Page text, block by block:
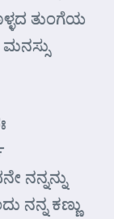
ತುಂಗೆಯ
ನನ್ನನ್ನು
ಕಣ್ಣು